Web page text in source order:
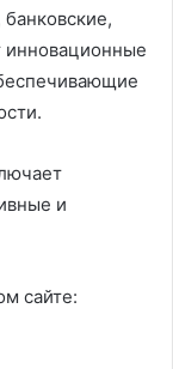
инновационные
и
сайте: